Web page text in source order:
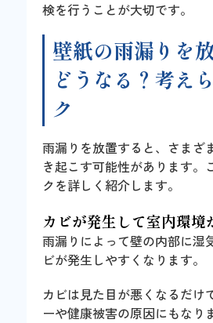
検を行うことが大切です。
壁紙の雨漏りを
どうなる？考え
ク
雨漏りを放置すると、さまざ
き起こす可能性があります。
クを詳しく紹介します。
カビが発生して室内環境
雨漏りによって壁の内部に湿
ビが発生しやすくなります。
カビは見た目が悪くなるだけ
ーや健康被害の原因にもなり